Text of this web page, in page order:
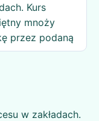
Kurs
mnoży
przez podaną
w zakładach.